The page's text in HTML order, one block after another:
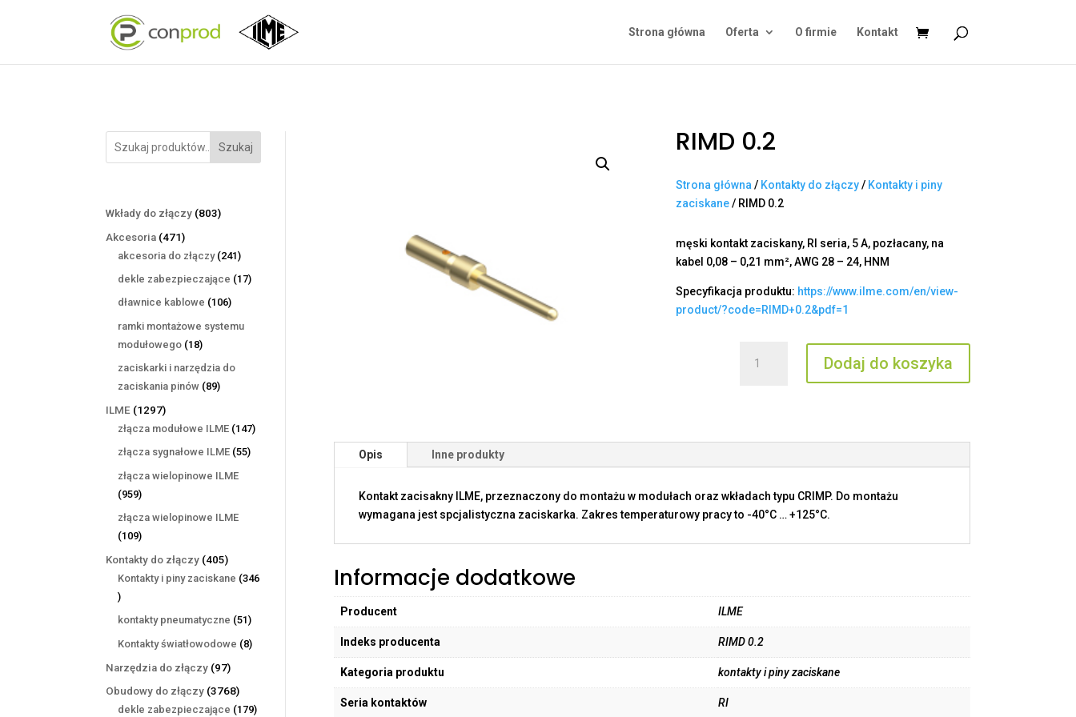
Strona główna Oferta O firmie Kontakt
Szukaj
Wkłady do złączy 803803
Akcesoria 471471
produktów
akcesoria do złączy 241241
produktów
dekle zabezpieczające 1717
dławnice kablowe 106106
ramki montażowe systemu
modułowego 1818
produktów
zaciskarki i narzędzia do
zaciskania pinów 8989
ILME 12971297
produktów
złącza modułowe ILME 147147
złącza sygnałowe ILME 5555
złącza wielopinowe ILME
959959
produktów
złącza wielopinowe ILME
109109
produktów
Kontakty do złączy 405405
produktów
Kontakty i piny zaciskane 346
346
produktów
kontakty pneumatyczne 5151
produktów
Kontakty światłowodowe 88
Narzędzia do złączy 9797
produktów
Obudowy do złączy 37683768
produktów
dekle zabezpieczające 179179
RIMD 0.2
Strona główna / Kontakty do złączy/ Kontakty i piny
zaciskane/ RIMD 0.2
męski kontakt zaciskany, RI seria, 5 A, pozłacany, na
kabel 0,08 – 0,21 mm², AWG 28 – 24, HNM
Specyfikacja produktu: https://www.ilme.com/en/view-
product/?code=RIMD+0.2&pdf=1
RIMD
Dodaj do koszyka
Opis Inne produkty
Kontakt zacisakny ILME, przeznaczony do montażu w modułach oraz wkładach typu CRIMP. Do montażu
wymagana jest spcjalistyczna zaciskarka. Zakres temperaturowy pracy to -40°C … +125°C.
Informacje dodatkowe
Producent ILME
Indeks producenta RIMD 0.2
Kategoria produktu kontakty i piny zaciskane
Seria kontaktów RI